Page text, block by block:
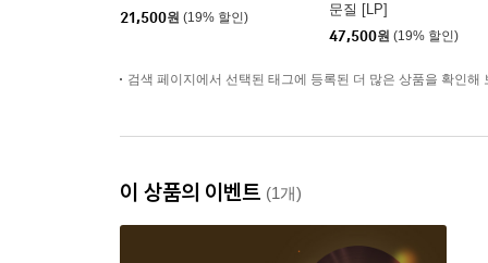
21,500원 (19% 할인)
문질 [LP]
47,500원 (19% 할인)
검색 페이지에서 선택된 태그에 등록된 더 많은 상품을 확인해
이 상품의 이벤트 (1개)